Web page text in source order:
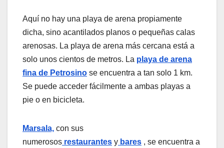
Aquí no hay una playa de arena propiamente
dicha, sino acantilados planos o pequeñas calas
arenosas. La playa de arena más cercana está a
solo unos cientos de metros. La playa de arena
fina de Petrosino se encuentra a tan solo 1 km.
Se puede acceder fácilmente a ambas playas a
pie o en bicicleta.
Marsala, con sus
numerosos restaurantes y bares , se encuentra a